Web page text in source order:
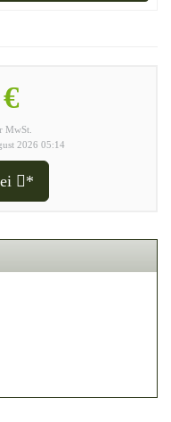
MwSt.
2026 05:14
*